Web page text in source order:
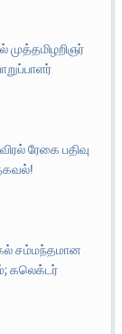
முத்தமிழறிஞர்
ரேகை பதிவு
சம்மந்தமான
கலெக்டர்